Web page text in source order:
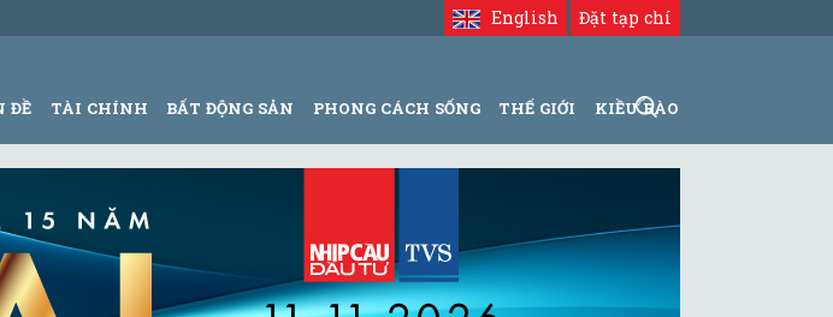
Đặt tạp chí
English
ĐỀ TÀI CHÍNH BẤT ĐỘNG SẢN PHONG CÁCH SỐNG THẾ GIỚI KIỀU BÀO